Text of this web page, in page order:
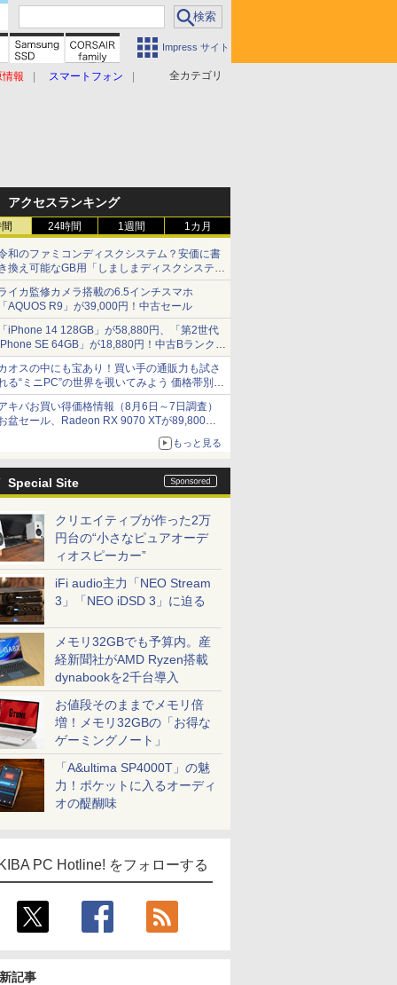
Impress サイト
全カテゴリ
情報 スマートフォン
アクセスランキング
24時間 1週間 1カ月
和のファミコンディスクシステム？安価に書
換え可能なGB用「しましまディスクシステ
」
イカ監修カメラ搭載の6.5インチスマホ
AQUOS R9」が39,000円！中古セール
iPhone 14 128GB」が58,880円、「第2世代
SE 64GB」が18,880円！中古Bランク品
ール
オスの中にも宝あり！買い手の通販力も試さ
る“ミニPC”の世界を覗いてみよう 価格帯別に
様や特徴を整理、11製品をピックアップ text
by 石川 ひさよし
キバお買い得価格情報（8月6日～7日調査）
盆セール、Radeon RX 9070 XTが89,800
、水平周波数24.8kHz対応の17型モニターが
円、暑さ指数連動セール ほか
もっと見る
Special Site
クリエイティブが作った2万
円台の“小さなピュアオーデ
ィオスピーカー”
iFi audio主力「NEO Stream
3」「NEO iDSD 3」に迫る
メモリ32GBでも予算内。産
経新聞社がAMD Ryzen搭載
dynabookを2千台導入
お値段そのままでメモリ倍
増！メモリ32GBの「お得な
ゲーミングノート」
「A&ultima SP4000T」の魅
力！ポケットに入るオーディ
オの醍醐味
PC Hotline! をフォローする
記事